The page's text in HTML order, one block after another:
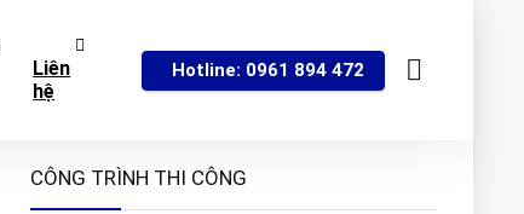
Liên
hệ
Hotline: 0961 894 472
CÔNG TRÌNH THI CÔNG